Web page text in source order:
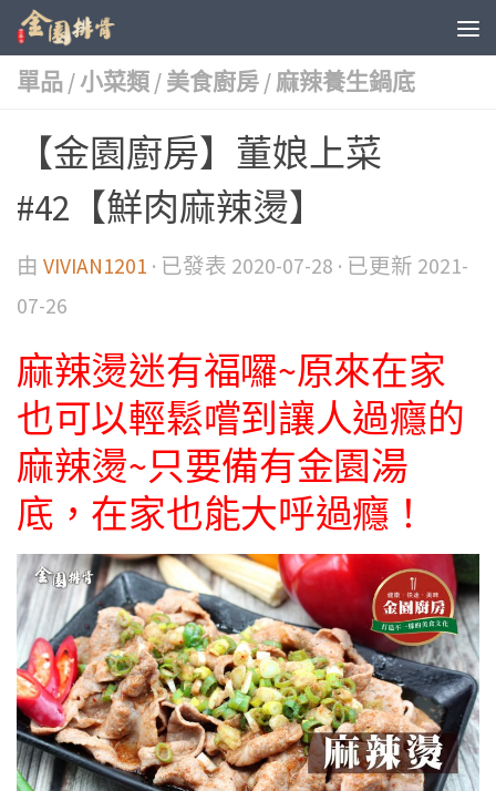
單品/小菜類/美食廚房/麻辣養生鍋底
【金園廚房】董娘上菜
#42【鮮肉麻辣燙】
由 VIVIAN1201 · 已發表 2020-07-28 · 已更新 2021-
07-26
麻辣燙迷有福囉~原來在家
也可以輕鬆嚐到讓人過癮的
麻辣燙~只要備有金園湯
底，在家也能大呼過癮！